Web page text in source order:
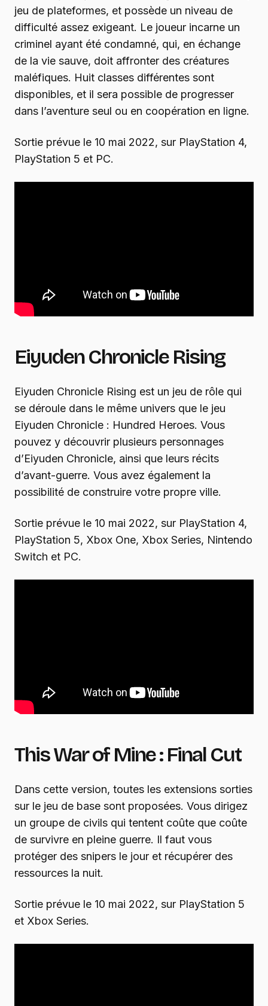
jeu de plateformes, et possède un niveau de
difficulté assez exigeant. Le joueur incarne un
criminel ayant été condamné, qui, en échange
de la vie sauve, doit affronter des créatures
maléfiques. Huit classes différentes sont
disponibles, et il sera possible de progresser
dans l’aventure seul ou en coopération en ligne.
Sortie prévue le 10 mai 2022, sur PlayStation 4,
PlayStation 5 et PC.
Eiyuden Chronicle Rising
Eiyuden Chronicle Rising est un jeu de rôle qui
se déroule dans le même univers que le jeu
Eiyuden Chronicle : Hundred Heroes. Vous
pouvez y découvrir plusieurs personnages
d’Eiyuden Chronicle, ainsi que leurs récits
d’avant-guerre. Vous avez également la
possibilité de construire votre propre ville.
Sortie prévue le 10 mai 2022, sur PlayStation 4,
PlayStation 5, Xbox One, Xbox Series, Nintendo
Switch et PC.
This War of Mine : Final Cut
Dans cette version, toutes les extensions sorties
sur le jeu de base sont proposées. Vous dirigez
un groupe de civils qui tentent coûte que coûte
de survivre en pleine guerre. Il faut vous
protéger des snipers le jour et récupérer des
ressources la nuit.
Sortie prévue le 10 mai 2022, sur PlayStation 5
et Xbox Series.